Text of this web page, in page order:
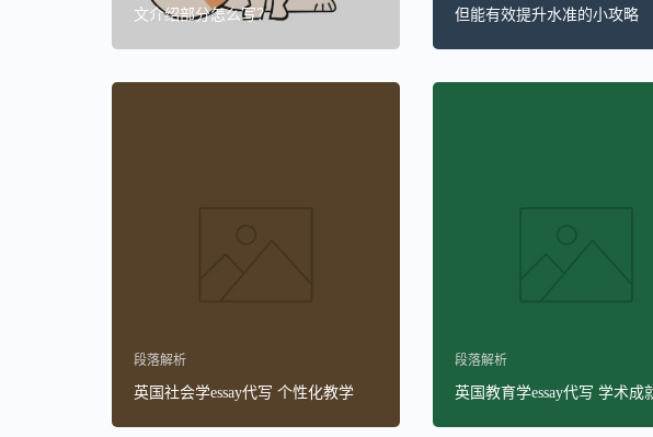
文介绍部分怎么写？
但能有效提升水准的小攻略
段落解析
英国社会学essay代写 个性化教学
段落解析
英国教育学essay代写 学术成